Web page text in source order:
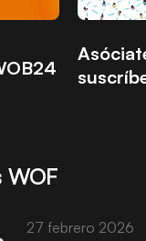
WOF
27 febrero 2026